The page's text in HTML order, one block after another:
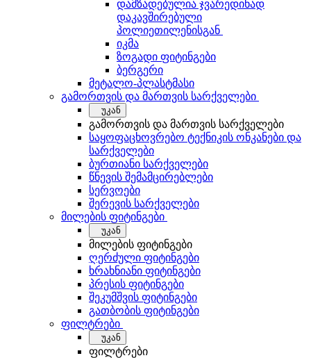
დამზადებულია ჯვარედინად
დაკავშირებული
პოლიეთილენისგან
იკმა
ზოგადი ფიტინგები
ბერგერი
მეტალო-პლასტმასი
გამორთვის და მართვის სარქველები
უკან
გამორთვის და მართვის სარქველები
საყოფაცხოვრებო ტექნიკის ონკანები და
სარქველები
ბურთიანი სარქველები
წნევის შემამცირებლები
სერვოები
შერევის სარქველები
მილების ფიტინგები
უკან
მილების ფიტინგები
ღერძული ფიტინგები
ხრახნიანი ფიტინგები
პრესის ფიტინგები
შეკუმშვის ფიტინგები
გათბობის ფიტინგები
ფილტრები
უკან
ფილტრები